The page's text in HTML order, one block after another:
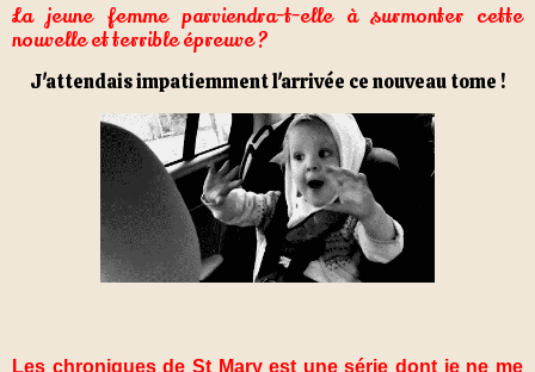
La jeune femme parviendra-t-elle à surmonter cette
nouvelle et terrible épreuve ?
J'attendais impatiemment l'arrivée ce nouveau tome !
Les chroniques de St Mary est une série dont je ne me